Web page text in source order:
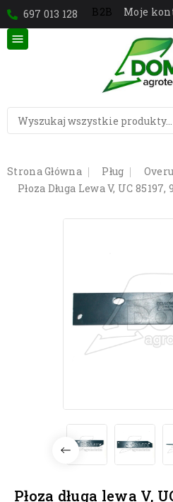
697 013 128 B2B Moje

Strona Główna Pług
Płoza Długa Lewa V, UC
Płoza długa lewa V,